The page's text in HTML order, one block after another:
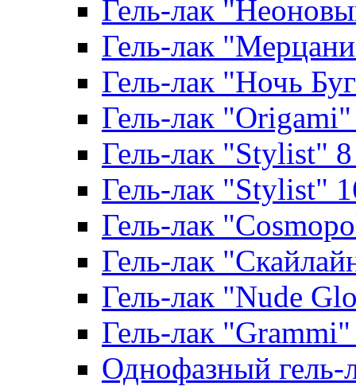
Гель-лак
Гель-лак
Гель-лак "Ночь
Гель-лак
Гель-лак "Stylist"
Гель-лак "Stylist"
Гель-лак
Гель-лак
Гель-лак "Nude
Гель-лак
Однофазный